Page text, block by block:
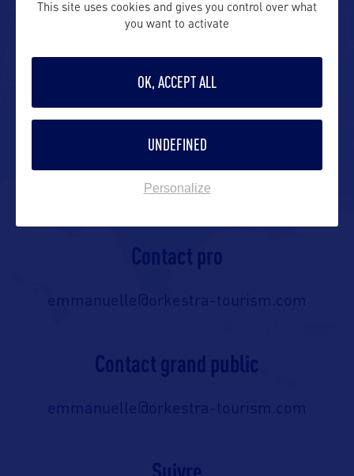
Orkestra Tourism
Contact presse
emmanuelle@orkestra-tourism.com
Contact pro
emmanuelle@orkestra-tourism.com
Contact grand public
emmanuelle@orkestra-tourism.com
This site uses cookies and gives you control over what
you want to activate
OK, ACCEPT ALL
UNDEFINED
Personalize